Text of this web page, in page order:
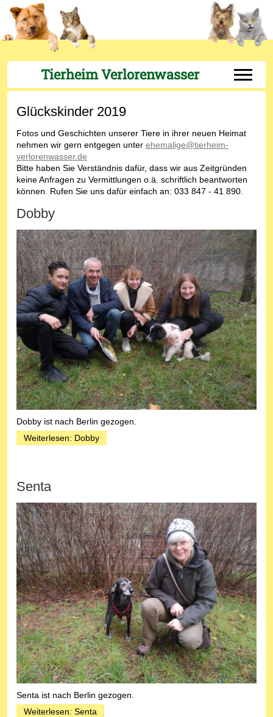
Tierheim Verlorenwasser Off-
Glückskinder 2019
Fotos und Geschichten unserer Tiere in ihrer neuen Heimat
nehmen wir gern entgegen unter ehemalige@tierheim-
verlorenwasser.de
Bitte haben Sie Verständnis dafür, dass wir aus Zeitgründen
keine Anfragen zu Vermittlungen o.ä. schriftlich beantworten
können. Rufen Sie uns dafür einfach an: 033 847 - 41 890.
Dobby
Dobby ist nach Berlin gezogen.
Weiterlesen: Dobby
Senta
Senta ist nach Berlin gezogen.
Weiterlesen: Senta